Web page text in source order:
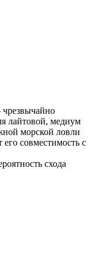
лайтовой, медиум
морской ловли
совместимость с
схода